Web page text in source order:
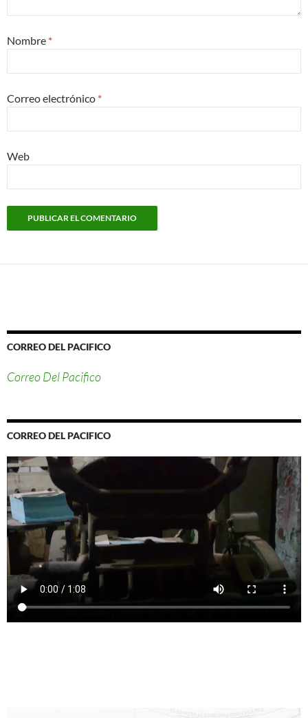
Nombre *
Correo electrónico *
Web
CORREO DEL PACIFICO
Correo Del Pacifico
CORREO DEL PACIFICO